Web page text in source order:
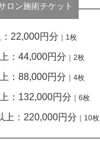
ロン施術チケット
22,000円分 ｜1枚
：44,000円分 ｜2枚
：88,000円分 ｜4枚
：132,000円分 ｜6枚
上：220,000円分 ｜10枚